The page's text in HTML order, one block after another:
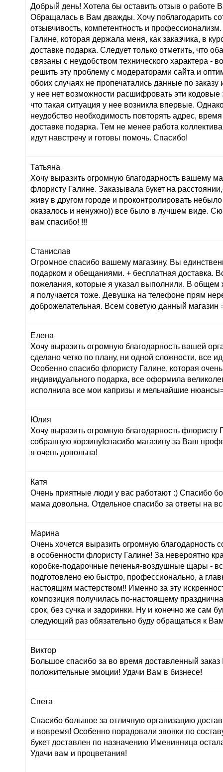
Добрый день! Хотела бы оставить отзыв о работе
Обращалась в Вам дважды. Хочу поблагодарить
отзывчивость, компетентность и
Галине, которая держала меня, как заказчика, в
доставке подарка. Следует только отметить, что
связаны с неудобством технического характера -
решить эту проблему с модераторами сайта и
обоих случаях не пропечатались данные по заказу
у нее нет возможности расшифровать эти кодовые
что такая ситуация у нее возникла впервые.
неудобство необходимость повторять адрес,
доставке подарка. Тем не менее работа
идут навстречу и готовы помочь. Спасибо!
Татьяна
Хочу выразить огромную благодарность вашему
флористу Галине. Заказывала букет на
живу в другом городе и проконтролировать
оказалось и ненужно)) все было в лучшем виде.
вам спасибо! !!!
Станислав
Огромное спасибо вашему магазину. Вы
подарком и обещаниями. + бесплатная доставка.
пожелания, которые я указал выполнили. В общем
я получается тоже. Девушка на телефоне прям
доброжелательная. Всем советую данный магазин
Елена
Хочу выразить огромную благодарность вашей
сделано четко по плану, ни одной сложности, все
Особенно спасибо флористу Галине, которая
индивидуального подарка, все оформила
исполнила все мои капризы и мельчайшие
Юлия
Хочу выразить огромную благодарность флористу
собранную корзину!спасибо магазину за Ваш
я очень довольна!
Катя
Очень приятные люди у вас работают :) Спасибо
мама довольна. Отдельное спасибо за ответы на
Марина
Очень хочется выразить огромную благодарность
в особенности флористу Галине! За невероятно
коробке-подарочные печенья-воздушные щары -
подготовлено ею быстро, профессионально, а
настоящим мастерством!! Именно за эту
композиция получилась по-настоящему
срок, без сучка и задоринки. Ну и конечно же сам
следующий раз обязательно буду обращаться к
Виктор
Большое спасибо за во время доставленный
положительные эмоции! Удачи Вам в бизнесе!
Света
Спасибо большое за отличную организацию
и вовремя! Особенно порадовали звонки по
букет доставлен по назначению Именинница
Удачи вам и процветания!